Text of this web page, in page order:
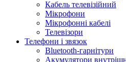
Кабель телевізійний
Мікрофони
Мікрофонні кабелі
Телевізори
Телефони і звязок
Bluetooth-гарнітури
Акумулятори